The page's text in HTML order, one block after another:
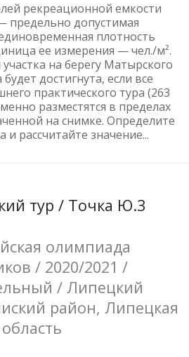
рекреационной емкости
предельно допустимая
плотность
ее измерения — чел./м².
на берегу Матырского
достигнута, если все
практического тура (263
разместятся в пределах
на снимке. Определите
и рассчитайте значение...
тур / Точка Ю.3
олимпиада
/ 2020/2021 /
/ Липецкий
район, Липецкая
область